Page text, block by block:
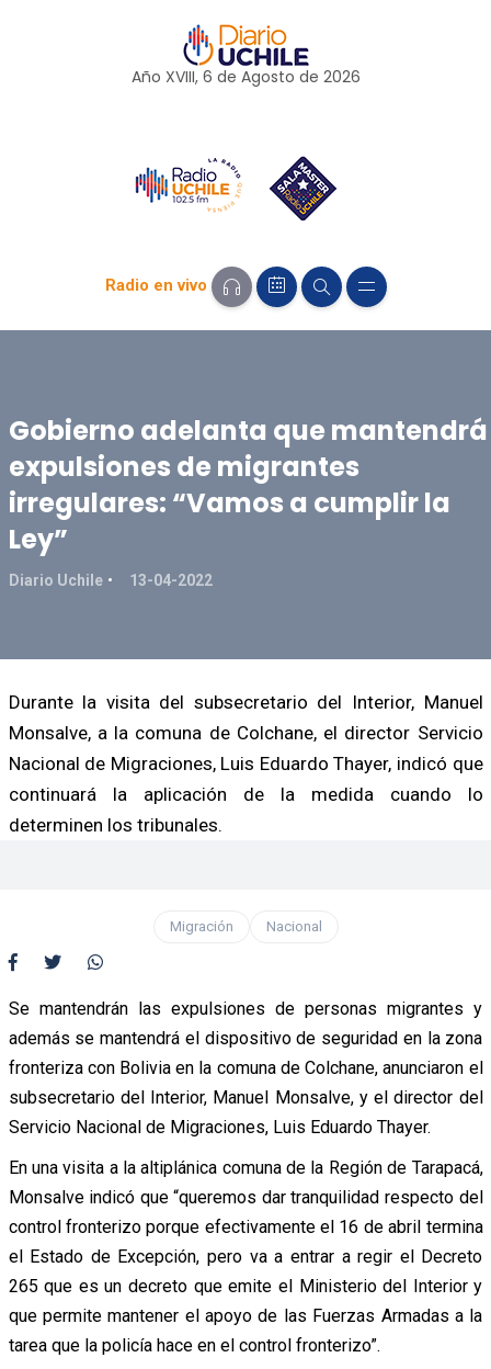
Año XVIII, 6 de Agosto de 2026
Radio en vivo
Gobierno adelanta que mantendrá
expulsiones de migrantes
irregulares: “Vamos a cumplir la
Ley”
Diario Uchile 13-04-2022
Durante la visita del subsecretario del Interior, Manuel
Monsalve, a la comuna de Colchane, el director Servicio
Nacional de Migraciones, Luis Eduardo Thayer, indicó que
continuará la aplicación de la medida cuando lo
determinen los tribunales.
Migración Nacional
Se mantendrán las expulsiones de personas migrantes y
además se mantendrá el dispositivo de seguridad en la zona
fronteriza con Bolivia en la comuna de Colchane, anunciaron el
subsecretario del Interior, Manuel Monsalve, y el director del
Servicio Nacional de Migraciones, Luis Eduardo Thayer.
En una visita a la altiplánica comuna de la Región de Tarapacá,
Monsalve indicó que “queremos dar tranquilidad respecto del
control fronterizo porque efectivamente el 16 de abril termina
el Estado de Excepción, pero va a entrar a regir el Decreto
265 que es un decreto que emite el Ministerio del Interior y
que permite mantener el apoyo de las Fuerzas Armadas a la
tarea que la policía hace en el control fronterizo”.